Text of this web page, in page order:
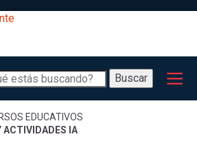
Buscar
EDUCATIVOS
ACTIVIDADES IA